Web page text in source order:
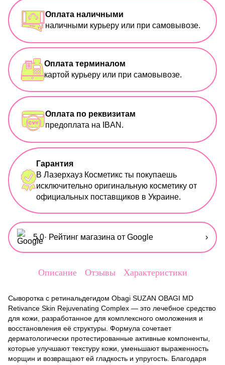
Оплата наличными
наличными курьеру или при самовывозе.
Оплата терминалом
картой курьеру или при самовывозе.
Оплата по реквизитам
предоплата на IBAN.
Гарантия
В Лазерхауз Косметикс ты покупаешь
исключительно оригинальную косметику от
официальных поставщиков в Украине.
5,0· Рейтинг магазина от Google ›
Описание Отзывы Характеристики
Сыворотка с ретинальдегидом Obagi SUZAN OBAGI MD
Retivance Skin Rejuvenating Complex — это лечебное средство
для кожи, разработанное для комплексного омоложения и
восстановления её структуры. Формула сочетает
дерматологически протестированные активные компоненты,
которые улучшают текстуру кожи, уменьшают выраженность
морщин и возвращают ей гладкость и упругость. Благодаря